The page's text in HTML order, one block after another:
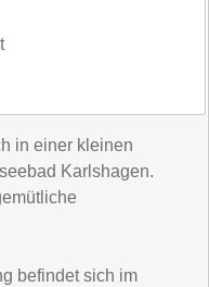
in einer kleinen
Karlshagen.
befindet sich im